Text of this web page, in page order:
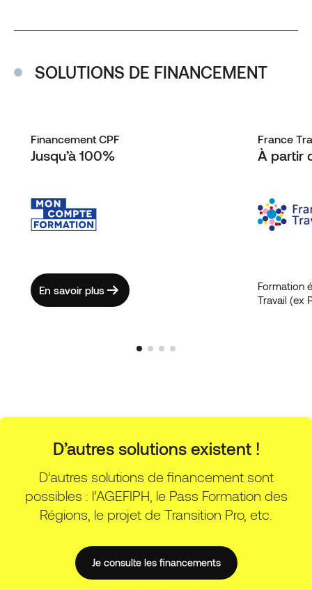
SOLUTIONS DE FINANCEMENT
Financement CPF
Jusqu’à 100%
En savoir plus
France
À partir
Formation
Travail (ex
D’autres solutions existent !
D’autres solutions de financement sont
possibles : l’AGEFIPH, le Pass Formation des
Régions, le projet de Transition Pro, etc.
Je consulte les financements